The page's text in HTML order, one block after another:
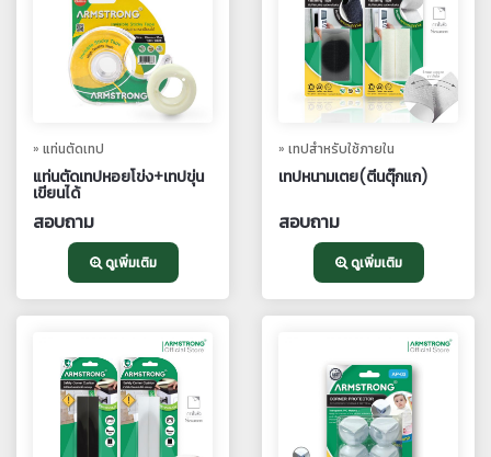
» แท่นตัดเทป
แท่นตัดเทปหอยโข่ง+เทปขุ่น
เขียนได้
สอบถาม
ดูเพิ่มเติม
» เทปสำหรับใช้ภายใน
เทปหนามเตย(ตีนตุ๊กแก)
สอบถาม
ดูเพิ่มเติม